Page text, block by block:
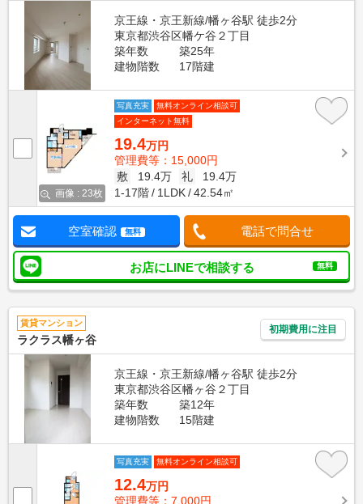
京王線・京王新線/幡ヶ谷駅 徒歩2分
東京都渋谷区幡ケ谷２丁目
築年数
築25年
建物階数
17階建
画像 : 23枚
写真充実
無料オンライン相談可
インターネット無料
19.4万円
管理費等：15,000円
敷
19.4万 礼
19.4万
1-17階
1LDK 42.54㎡
空室確認 無料 電話で問合せ
お店にLINEで相談する 無料
賃貸マンション
ラクラス幡ヶ谷
初期費用に注目
京王線・京王新線/幡ヶ谷駅 徒歩2分
東京都渋谷区幡ヶ谷２丁目
築年数
築12年
建物階数
15階建
写真充実 無料オンライン相談可
12.4万円
管理費等：7,000円